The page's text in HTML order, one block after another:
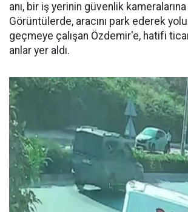
anı, bir iş yerinin güvenlik kameralarına
Görüntülerde, aracını park ederek
geçmeye çalışan Özdemir'e, hatifi
anlar yer aldı.